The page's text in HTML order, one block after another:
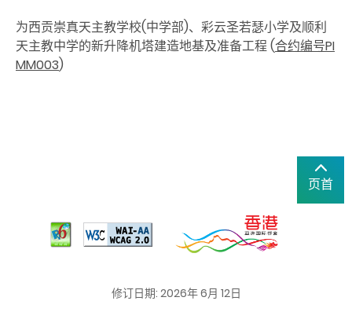
为西贡崇真天主教学校(中学部)、彩云圣若瑟小学及顺利
天主教中学的新升降机塔建造地基及准备工程 (合约编号PI
MM003)
页首
修订日期: 2026年 6月 12日